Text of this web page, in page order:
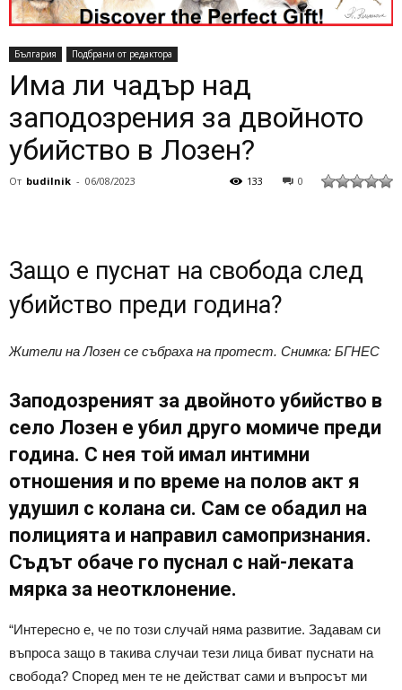
България Подбрани от редактора
Има ли чадър над
заподозрения за двойното
убийство в Лозен?
От budilnik - 06/08/2023 0
133
Защо е пуснат на свобода след
убийство преди година?
Жители на Лозен се събраха на протест. Снимка: БГНЕС
Заподозреният за двойното убийство в
село Лозен е убил друго момиче преди
година. С нея той имал интимни
отношения и по време на полов акт я
удушил с колана си. Сам се обадил на
полицията и направил самопризнания.
Съдът обаче го пуснал с най-леката
мярка за неотклонение.
“Интересно е, че по този случай няма развитие. Задавам си
въпроса защо в такива случаи тези лица биват пуснати на
свобода? Според мен те не действат сами и въпросът ми